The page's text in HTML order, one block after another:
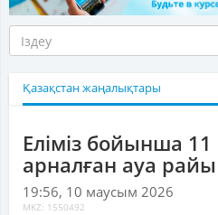
Қазақстан жаңалықтары
Еліміз бойынша
арналған ауа
19:56, 10 маусым 2026
MKZ: 1550492